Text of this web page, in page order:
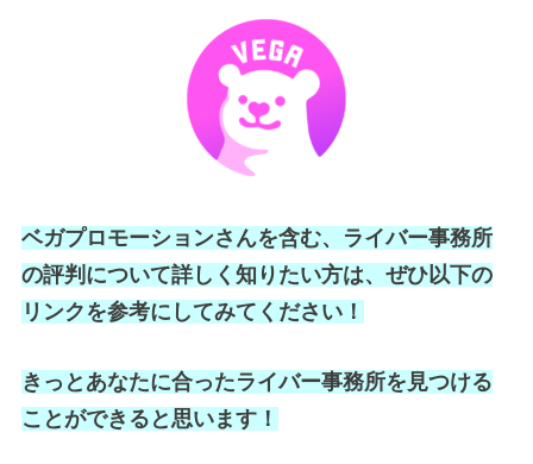
ベガプロモーションさんを含む、ライバー事務所
の評判について詳しく知りたい方は、ぜひ以下の
リンクを参考にしてみてください！
きっとあなたに合ったライバー事務所を見つける
ことができると思います！